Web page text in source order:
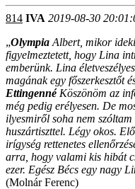
814 IVA 2019-08-30
„Olympia Albert, mikor
figyelmeztetett, hogy Lina
emberünk. Lina
magának egy főszerkesztőt
EttingennéKöszönöm az
még pedig erélyesen. De
ilyesmiről soha nem
huszártiszttel. Légy okos.
irígység rettenetes
arra, hogy valami kis hibát
ezer. Egész Bécs egy nagy
(Molnár Ferenc)